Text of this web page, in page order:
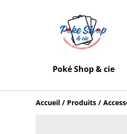
Poké Shop & cie
Accueil / Produits /